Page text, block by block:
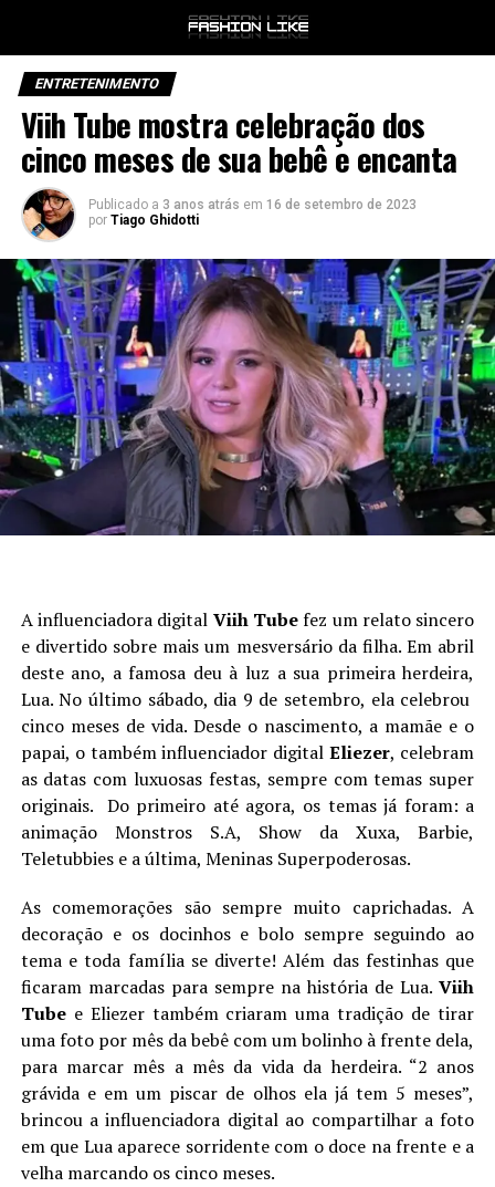
ENTRETENIMENTO
Viih Tube mostra celebração dos
cinco meses de sua bebê e encanta
Publicado a 3 anos atrás em 16 de setembro de 2023
por Tiago Ghidotti
A influenciadora digital Viih Tubefez um relato sincero
e divertido sobre mais um mesversário da filha. Em abril
deste ano, a famosa deu à luz a sua primeira herdeira,
Lua. No último sábado, dia 9 de setembro, ela celebrou
cinco meses de vida. Desde o nascimento, a mamãe e o
papai, o também influenciador digitalEliezer, celebram
as datas com luxuosas festas, sempre com temas super
originais. Do primeiro até agora, os temas já foram: a
animação Monstros S.A, Show da Xuxa, Barbie,
Teletubbies e a última, Meninas Superpoderosas.
As comemorações são sempre muito caprichadas. A
decoração e os docinhos e bolo sempre seguindo ao
tema e toda família se diverte! Além das festinhas que
ficaram marcadas para sempre na história de Lua.Viih
Tubee Eliezer também criaram uma tradição de tirar
uma foto por mês da bebê com um bolinho à frente dela,
para marcar mês a mês da vida da herdeira. “2 anos
grávida e em um piscar de olhos ela já tem 5 meses”,
brincou a influenciadora digital ao compartilhar a foto
em que Lua aparece sorridente com o doce na frente e a
velha marcando os cinco meses.